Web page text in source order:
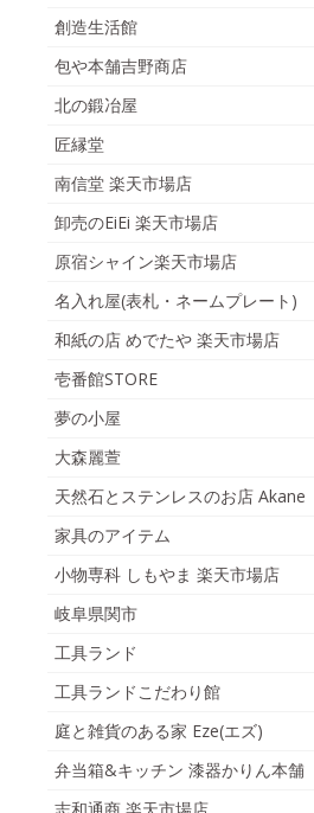
創造生活館
包や本舗吉野商店
北の鍛冶屋
匠縁堂
南信堂 楽天市場店
卸売のEiEi 楽天市場店
原宿シャイン楽天市場店
名入れ屋(表札・ネームプレート)
和紙の店 めでたや 楽天市場店
壱番館STORE
夢の小屋
大森麗萱
天然石とステンレスのお店 Akane
家具のアイテム
小物専科 しもやま 楽天市場店
岐阜県関市
工具ランド
工具ランドこだわり館
庭と雑貨のある家 Eze(エズ)
弁当箱&キッチン 漆器かりん本舗